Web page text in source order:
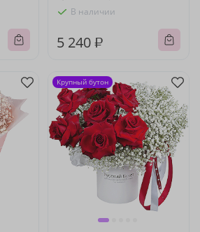
В наличии
5 240 ₽
Крупный бутон